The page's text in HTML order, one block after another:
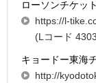
ローソンチケット
https://l-
(Lコード
キョードー東海
http://